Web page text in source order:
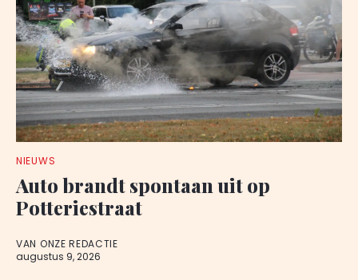
NIEUWS
Auto brandt spontaan uit op
Potteriestraat
VAN ONZE REDACTIE
augustus 9, 2026